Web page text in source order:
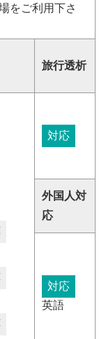
をご利用下さ
旅行透析
対応
外国人対
応
対応
英語